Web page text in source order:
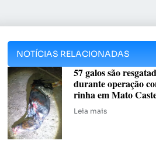
NOTÍCIAS RELACIONADAS
57 galos são
durante operação
rinha em Mato
Leia mais